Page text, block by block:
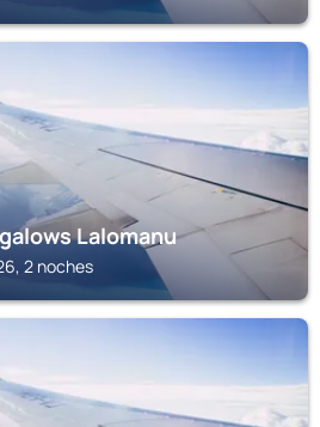
Lalomanu
2 noches